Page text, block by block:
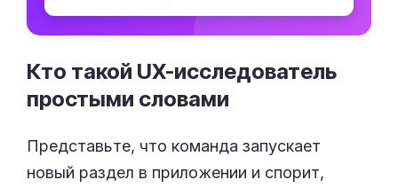
Кто такой UX-исследователь
простыми словами
Представьте, что команда запускает
новый раздел в приложении и спорит,